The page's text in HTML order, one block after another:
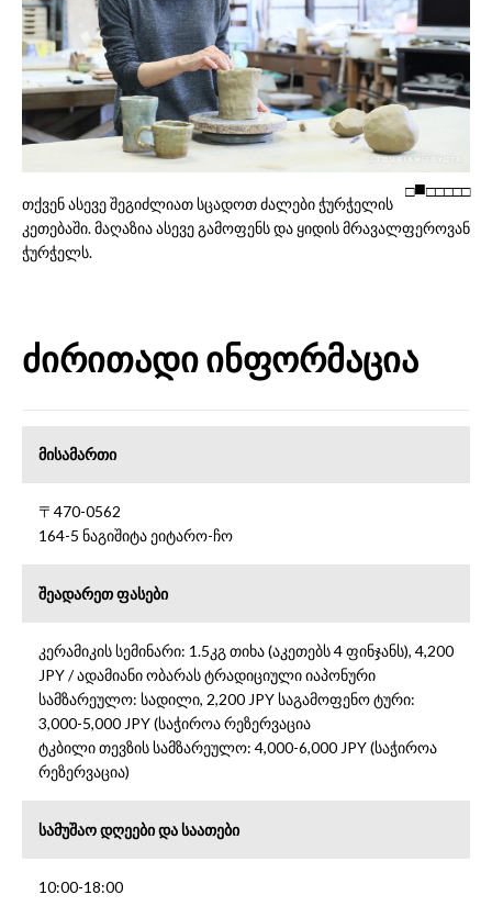
□ □□□□□
თქვენ ასევე შეგიძლიათ სცადოთ ძალები ჭურჭელის
კეთებაში. მაღაზია ასევე გამოფენს და ყიდის მრავალფეროვან
ჭურჭელს.
ძირითადი ინფორმაცია
მისამართი
〒470-0562
164-5 ნაგიშიტა ეიტარო-ჩო
შეადარეთ ფასები
კერამიკის სემინარი: 1.5კგ თიხა (აკეთებს 4 ფინჯანს), 4,200
JPY / ადამიანი ობარას ტრადიციული იაპონური
სამზარეულო: სადილი, 2,200 JPY საგამოფენო ტური:
3,000-5,000 JPY (საჭიროა რეზერვაცია
ტკბილი თევზის სამზარეულო: 4,000-6,000 JPY (საჭიროა
რეზერვაცია)
სამუშაო დღეები და საათები
10:00-18:00